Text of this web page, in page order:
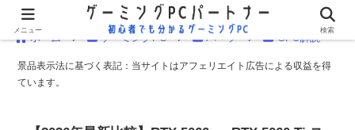
ホーム ゲーミングPC パーツ GPU解説
景品表示法に基づく表記：当サイトはアフェリエイト広告による収益を得
ています。
メニュー 検索